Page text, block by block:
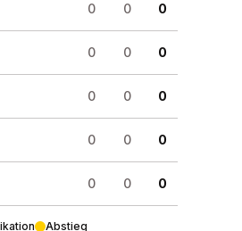
0 0 0
0 0 0
0 0 0
0 0 0
0 0 0
Abstieg